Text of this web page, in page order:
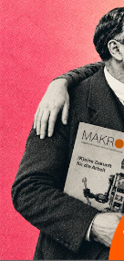
Inhaltsverzeichnis
zeigt nicht nur
schon seit
der EZB
wenn zum
Deutschland
auch in der
heutigen
Hinweise
herrschenden
Joachim